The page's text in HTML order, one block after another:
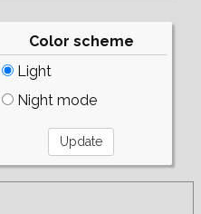
Color scheme
Light
Night mode